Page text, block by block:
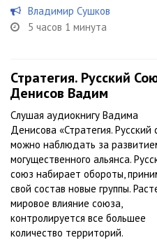
Владимир Сушков
5 часов 1 минута
Стратегия. Русский
Денисов Вадим
Слушая аудиокнигу Вадима
Денисова «Стратегия. Русский
можно наблюдать за
могущественного альянса.
союз набирает обороты,
свой состав новые группы.
мировое влияние союза,
контролируется все большее
количество территорий.